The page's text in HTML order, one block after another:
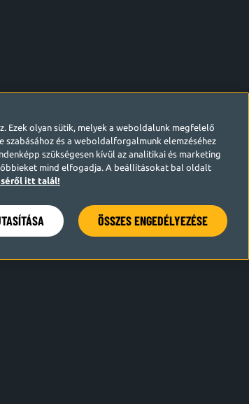
Ezek olyan sütik, melyek a weboldalunk megfelelő
szabásához és a weboldalforgalmunk elemzéséhez
szükségesen kívül az analitikai és marketing
mind elfogadja. A beállításokat bal oldalt
itt talál!
ÖSSZES ENGEDÉLYEZÉSE